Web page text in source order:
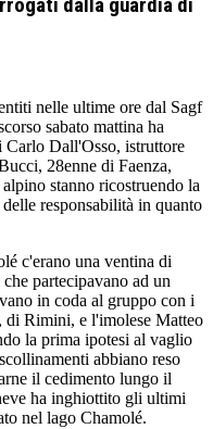
dalla guardia di
nelle ultime ore dal Sagf
sabato mattina ha
Dall'Osso, istruttore
28enne di Faenza,
stanno ricostruendo la
responsabilità in quanto
c'erano una ventina di
partecipavano ad un
in coda al gruppo con i
Rimini, e l'imolese Matteo
la prima ipotesi al vaglio
abbiano reso
il cedimento lungo il
ha inghiottito gli ultimi
nel lago Chamolé.